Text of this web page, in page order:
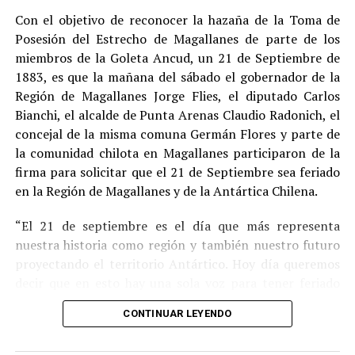
cumplimiento efectivo en recinto penitenciario.
Indemnización a la víctima y nueva investigación
por ocultamiento de bienes
En el ámbito civil, elJuzgado de Letras de Castrodictó
enseptiembre de 2023una sentencia que obliga a
Pedro Montecinos apagar una indemnización total de
$120 millonespor concepto de daño moral:
$80 millonesa favor de la víctima.
$40 millonesa favor de su madre.
Sin embargo, la Fiscalía abrió una nueva línea
transferencia de bienes
ejecución del fallo.
Con el objetivo de reconocer la hazaña de la Toma de
Posesión del Estrecho de Magallanes de parte de los
miembros de la Goleta Ancud, un 21 de Septiembre de
1883, es que la mañana del sábado el gobernador de la
Región de Magallanes Jorge Flies, el diputado Carlos
Bianchi, el alcalde de Punta Arenas Claudio Radonich, el
concejal de la misma comuna Germán Flores y parte de
la comunidad chilota en Magallanes participaron de la
firma para solicitar que el 21 de Septiembre sea feriado
en la Región de Magallanes y de la Antártica Chilena.
“El 21 de septiembre es el día que más representa
nuestra historia como región y también nuestro futuro
proyectando el territorio Antártico. Hoy día queremos
este día por los primeros chilotes que llegaron en la
Goleta Ancud y por los que han hecho a Magallanes lo
CONTINUAR LEYENDO